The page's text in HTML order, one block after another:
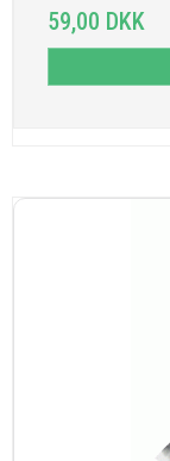
59,00 DKK